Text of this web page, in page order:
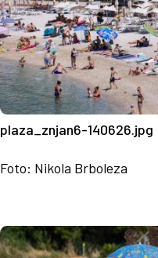
plaza_znjan6-140626.jpg
Foto: Nikola Brboleza